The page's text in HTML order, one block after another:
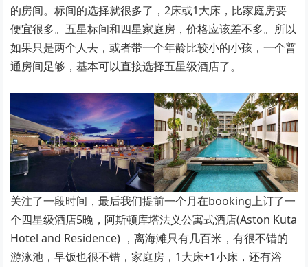
的房间。标间的选择就很多了，2床或1大床，比家庭房要
便宜很多。五星标间和四星家庭房，价格应该差不多。所以
如果只是两个人去，或者带一个年龄比较小的小孩，一个普
通房间足够，基本可以直接选择五星级酒店了。
关注了一段时间，最后我们提前一个月在booking上订了一
个四星级酒店5晚，阿斯顿库塔法义公寓式酒店(Aston Kuta
Hotel and Residence) ，离海滩只有几百米，有很不错的
游泳池，早饭也很不错，家庭房，1大床+1小床，还有浴